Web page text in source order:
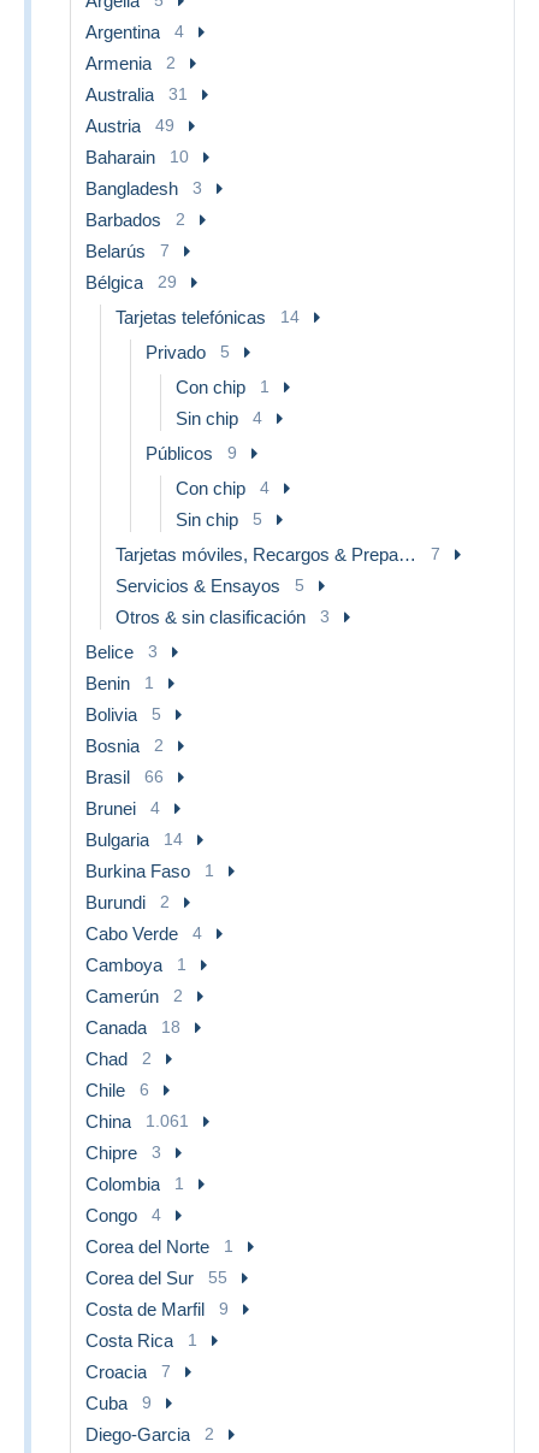
Argentina 4
Armenia 2
Australia 31
Austria 49
Baharain 10
Bangladesh 3
Barbados 2
Belarús 7
Bélgica 29
Tarjetas telefónicas 14
Privado 5
Con chip 1
Sin chip 4
Públicos 9
Con chip 4
Sin chip 5
Tarjetas móviles, Recargos & Prepagadas 7
Servicios & Ensayos 5
Otros & sin clasificación 3
Belice 3
Benin 1
Bolivia 5
Bosnia 2
Brasil 66
Brunei 4
Bulgaria 14
Burkina Faso 1
Burundi 2
Cabo Verde 4
Camboya 1
Camerún 2
Canada 18
Chad 2
Chile 6
China 1.061
Chipre 3
Colombia 1
Congo 4
Corea del Norte 1
Corea del Sur 55
Costa de Marfil 9
Costa Rica 1
Croacia 7
Cuba 9
Diego-Garcia 2